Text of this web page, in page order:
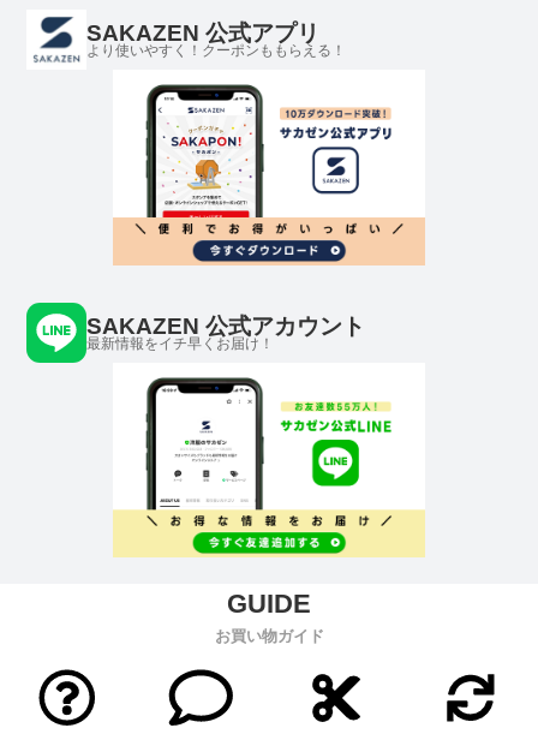
SAKAZEN 公式アプリ
より使いやすく！クーポンももらえる！
SAKAZEN 公式アカウント
最新情報をイチ早くお届け！
お買い物ガイド